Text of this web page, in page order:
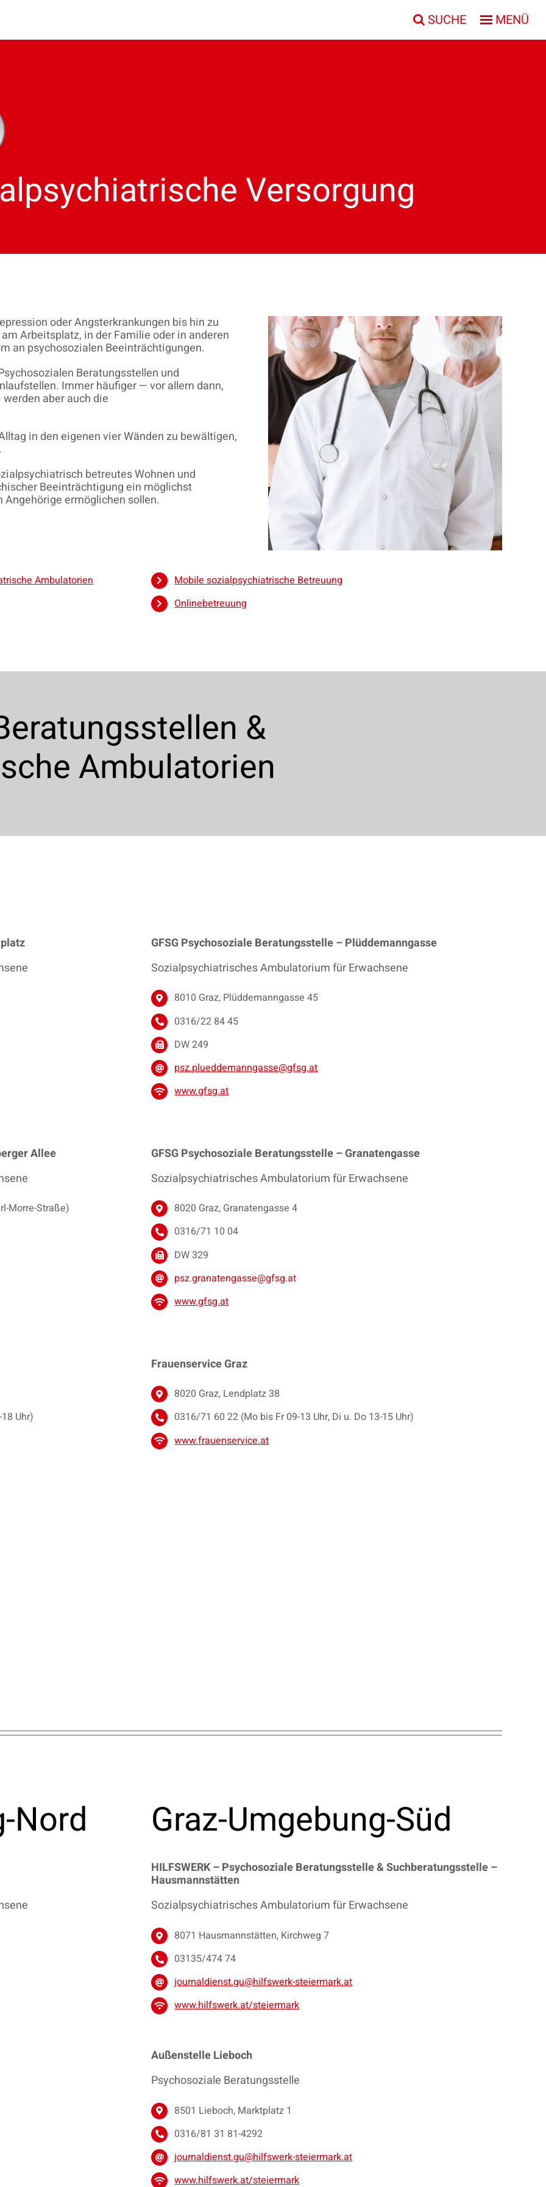
SUCHE MENÜ
Versorgung
oder Angsterkrankungen bis hin zu
Arbeitsplatz, in der Familie oder in anderen
an psychosozialen Beeinträchtigungen.
Beratungsstellen und
Immer häufiger — vor allem dann,
aber auch die
in den eigenen vier Wänden zu bewältigen,
betreutes Wohnen und
Beeinträchtigung ein möglichst
ermöglichen sollen.
Ambulatorien
Mobile sozialpsychiatrische Betreuung
Onlinebetreuung
&
Ambulatorien
GFSG Psychosoziale Beratungsstelle – Plüddemanngasse
Sozialpsychiatrisches Ambulatorium für Erwachsene
8010 Graz, Plüddemanngasse 45
0316/22 84 45
DW 249
psz.plueddemanngasse@gfsg.at
www.gfsg.at
Allee
Morre-Straße)
GFSG Psychosoziale Beratungsstelle – Granatengasse
Sozialpsychiatrisches Ambulatorium für Erwachsene
8020 Graz, Granatengasse 4
0316/71 10 04
DW 329
psz.granatengasse@gfsg.at
www.gfsg.at
Uhr)
Frauenservice Graz
8020 Graz, Lendplatz 38
0316/71 60 22 (Mo bis Fr 09-13 Uhr, Di u. Do 13-15 Uhr)
www.frauenservice.at
Nord Graz-Umgebung-Süd
HILFSWERK – Psychosoziale Beratungsstelle & Suchberatungsstelle–
Hausmannstätten
Sozialpsychiatrisches Ambulatorium für Erwachsene
8071 Hausmannstätten, Kirchweg 7
03135/474 74
journaldienst.gu@hilfswerk-steiermark.at
www.hilfswerk.at/steiermark
Außenstelle Lieboch
Psychosoziale Beratungsstelle
8501 Lieboch, Marktplatz 1
0316/81 31 81-4292
journaldienst.gu@hilfswerk-steiermark.at
www.hilfswerk.at/steiermark